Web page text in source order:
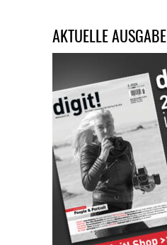
AKTUELLE AUSGABE